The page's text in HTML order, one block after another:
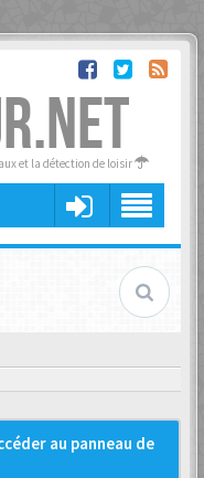
et la détection de loisir
au panneau de